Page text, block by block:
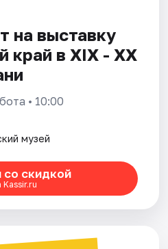
на выставку
край в XIX - XX
• 10:00
музей
со скидкой
Kassir.ru